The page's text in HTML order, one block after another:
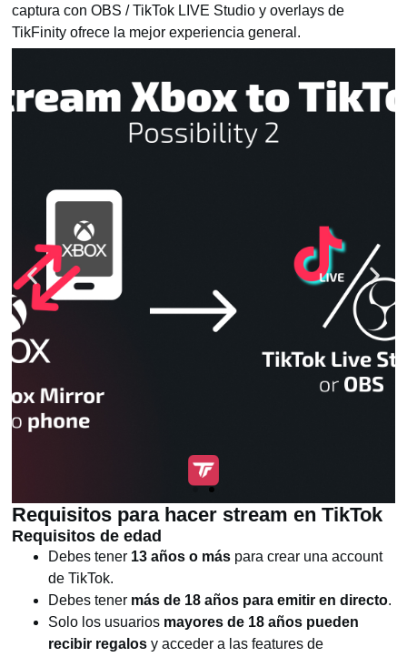
captura con OBS / TikTok LIVE Studio y overlays de
TikFinity ofrece la mejor experiencia general.
Requisitos para hacer stream en TikTok
Requisitos de edad
Debes tener 13 años o más para crear una account
de TikTok.
Debes tener más de 18 años para emitir en directo.
Solo los usuarios mayores de 18 años pueden
recibir regalos y acceder a las features de